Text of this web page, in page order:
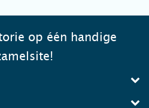
op één handige